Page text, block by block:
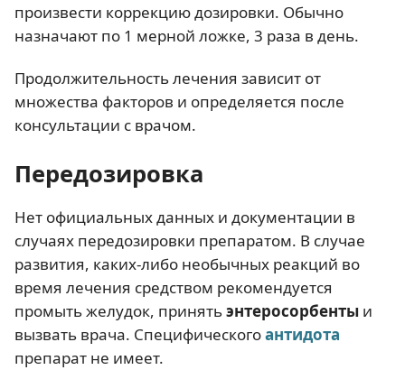
произвести коррекцию дозировки. Обычно
назначают по 1 мерной ложке, 3 раза в день.
Продолжительность лечения зависит от
множества факторов и определяется после
консультации с врачом.
Передозировка
Нет официальных данных и документации в
случаях передозировки препаратом. В случае
развития, каких-либо необычных реакций во
время лечения средством рекомендуется
промыть желудок, принятьэнтеросорбенты и
вызвать врача. Специфическогоантидота
препарат не имеет.